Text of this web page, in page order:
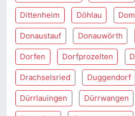
Dittenheim Döhlau
Donaustauf Donauwörth
Dorfen Dorfprozelten
Drachselsried Duggendorf
Dürrlauingen Dürrwangen